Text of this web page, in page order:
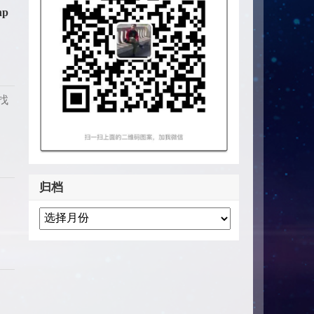
归档